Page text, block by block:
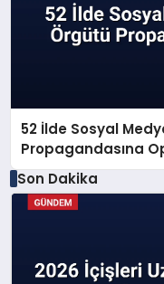
52 İlde Sosyal
Propagandasına
Son Dakika